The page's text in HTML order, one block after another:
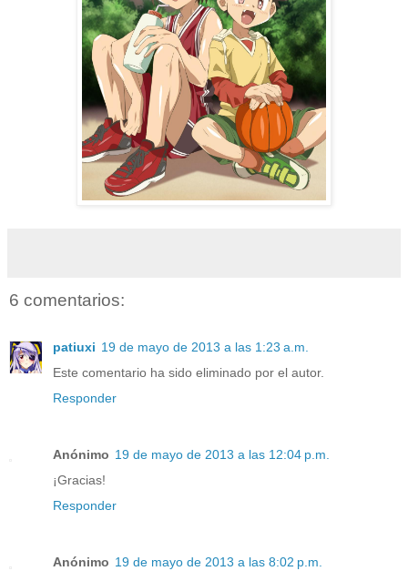
6 comentarios:
patiuxi 19 de mayo de 2013 a las 1:23 a.m.
Este comentario ha sido eliminado por el autor.
Responder
Anónimo 19 de mayo de 2013 a las 12:04 p.m.
¡Gracias!
Responder
Anónimo 19 de mayo de 2013 a las 8:02 p.m.